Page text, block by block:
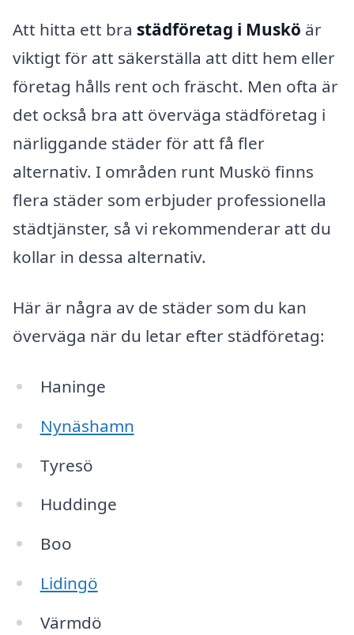
Att hitta ett bra städföretag i Muskö är
viktigt för att säkerställa att ditt hem eller
företag hålls rent och fräscht. Men ofta är
det också bra att överväga städföretag i
närliggande städer för att få fler
alternativ. I områden runt Muskö finns
flera städer som erbjuder professionella
städtjänster, så vi rekommenderar att du
kollar in dessa alternativ.
Här är några av de städer som du kan
överväga när du letar efter städföretag:
Haninge
Nynäshamn
Tyresö
Huddinge
Boo
Lidingö
Värmdö